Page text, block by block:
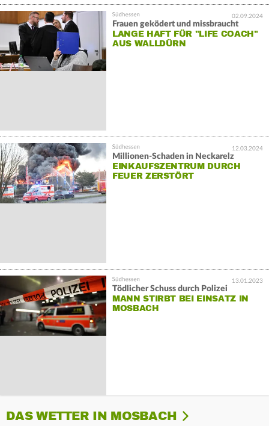
02.09.2024
Frauen geködert und missbraucht
LANGE HAFT FÜR "LIFE COACH"
AUS WALLDÜRN
12.03.2024
Millionen-Schaden in Neckarelz
EINKAUFSZENTRUM DURCH
FEUER ZERSTÖRT
13.01.2023
Tödlicher Schuss durch Polizei
MANN STIRBT BEI EINSATZ IN
MOSBACH
DAS WETTER IN MOSBACH